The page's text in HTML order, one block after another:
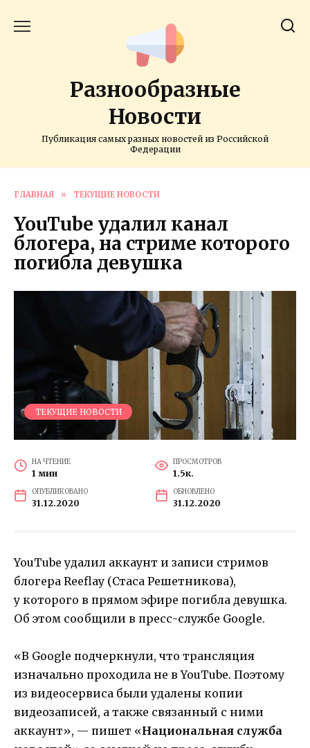
Разнообразные
Новости
Публикация самых разных новостей из Российской
Федерации
ГЛАВНАЯ » ТЕКУЩИЕ НОВОСТИ
YouTube удалил канал
блогера, на стриме которого
погибла девушка
ТЕКУЩИЕ НОВОСТИ
НА ЧТЕНИЕ
1 мин
ПРОСМОТРОВ
1.5к.
ОПУБЛИКОВАНО
31.12.2020
ОБНОВЛЕНО
31.12.2020
YouTube удалил аккаунт и записи стримов
блогера Reeflay (Стаса Решетникова),
у которого в прямом эфире погибла девушка.
Об этом сообщили в пресс-службе Google.
«В Google подчеркнули, что трансляция
изначально проходила не в YouTube. Поэтому
из видеосервиса были удалены копии
видеозаписей, а также связанный с ними
аккаунт», — пишет «Национальная служба